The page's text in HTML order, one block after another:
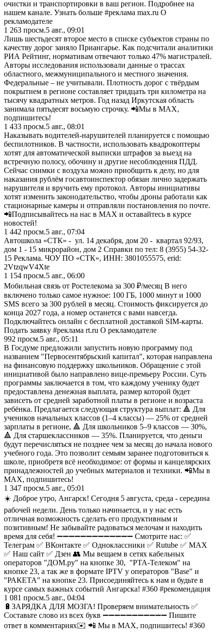
очистки и транспортировки в ваш регион. Подробнее на
нашем канале. Узнать больше #реклама max.ru О
рекламодателе
1 263 просм.5 авг., 09:01
Лишь шестьдесят второе место в списке субъектов страны по
качеству дорог заняло Приангарье. Как подсчитали аналитики
РИА Рейтинг, нормативам отвечают только 47% магистралей.
Авторы исследования использовали данные о трассах
областного, межмуниципального и местного значения.
Федеральные – не учитывали. Плотность дорог с твёрдым
покрытием в регионе составляет тридцать три километра на
тысячу квадратных метров. Год назад Иркутская область
занимала пятьдесят восьмую строчку. 📲Мы в MAX,
подпишитесь!
1 433 просм.5 авг., 08:01
Наказывать водителей-нарушителей планируется с помощью
беспилотников. В частности, использовать квадрокоптеры
хотят для автоматической выписки штрафов за выезд на
встречную полосу, обочину и другие несоблюдения ПДД.
Сейчас снимки с воздуха можно приобщить к делу, но для
наказания рублём госавтоинспектор обязан лично задержать
нарушителя и вручить ему протокол. Авторы инициативы
хотят изменить законодательство, чтобы дроны работали как
стационарные камеры и отправляли постановления по почте.
📲Подписывайтесь на нас в MAX и оставайтесь в курсе
новостей!
1 442 просм.5 авг., 07:04
Автошкола «СТК» - ул. 14 декабря, дом 20 - квартал 92/93,
дом 1 - 15 микрорайон, дом 2 Справки по тел: 8 (3955) 54-32-
15 Реклама. ЧОУ ПО «СТК», ИНН: 3801055575, erid:
2VtzqwV4Xte
1 154 просм.5 авг., 06:00
Мобильная связь от Ростелекома за 300 ₽/месяц В него
включено только самое нужное: 100 ГБ, 1000 минут и 1000
SMS всего за 300 рублей в месяц. Стоимость фиксируется до
конца 2027 года, а номер останется с вами навсегда.
Подключайтесь онлайн с бесплатной доставкой SIM-карты.
Подать заявку #реклама rt.ru О рекламодателе
992 просм.5 авг., 05:11
В Госдуме предложили запустить новую программу под
названием "Первосентябрьский капитал", которая направлена
на финансовую поддержку школьников. Обращение с этой
инициативой было направлено вице-премьеру России. Суть
программы заключается в том, что каждому ученику будет
предоставлена денежная выплата, размер которой будет
зависеть от средней заработной платы в регионе и возраста
ребёнка. Предлагается следующая структура выплат: 🔺 Для
учеников начальных классов (1–4 классы) — 25% от средней
зарплаты в регионе, 🔺 Для школьников 5–9 классов — 30%,
🔺 Для старшеклассников — 35%. Планируется, что деньги
будут перечисляться не позднее чем за месяц до начала нового
учебного года. Это позволит семьям заранее подготовиться к
школе, приобретя всё необходимое: от формы и канцелярских
принадлежностей до учебных материалов и техники. 📲Мы в
MAX, подпишитесь!
1 347 просм.5 авг., 05:01
☀️ Доброе утро, Ангарск! Сегодня 5 августа, среда - середина
рабочей недели. День только начинается, и у нас есть
отличная возможность сделать его продуктивным и
позитивным! Не забывайте радоваться мелочам и находить
время для себя! ➖➖➖➖➖➖➖➖➖➖➖➖➖ Смотрите нас: ✅
Телеграм ✅ ВКонтакте ✅ Одноклассники ✅ Rutube ✅ MAX
✅ Наш сайт ✅ Дзен 👥 Мы вещаем в сетях кабельных
операторов "ДОМ.ру" на кнопке 30, "РТА-Телеком" на
кнопке 23, а так же в формате IPTV у операторов "Base" и
"РАКЕТА" на кнопке 23. Присоединяйтесь к нам и будьте в
курсе самых важных событий Ангарска! #360 #рекомендация
1 081 просм.5 авг., 04:04
🔋ЗАРЯДКА ДЛЯ МОЗГА! Проверяем внимательность ✅
Составьте слово из всех букв ➖➖➖➖➖➖➖➖➖➖➖ Пишите
ответ в комментариях✉️ 📲 Мы в MAX, подпишитесь! #360